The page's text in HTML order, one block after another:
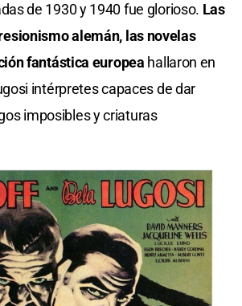
de 1930 y 1940 fue glorioso. Las
alemán, las novelas
fantástica europea hallaron en
intérpretes capaces de dar
imposibles y criaturas